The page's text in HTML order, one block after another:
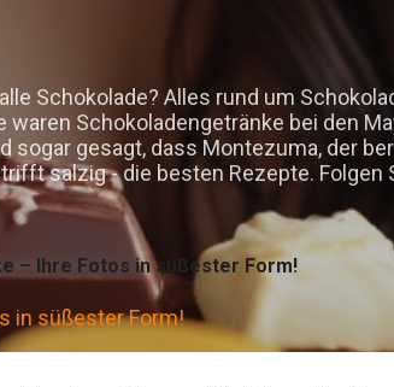
Schokolade? Alles rund um
Schokoladengetränke bei den
sogar gesagt, dass Montezuma, der
salzig - die besten Rezepte.
– Ihre Fotos in süßester Form!
in süßester Form!